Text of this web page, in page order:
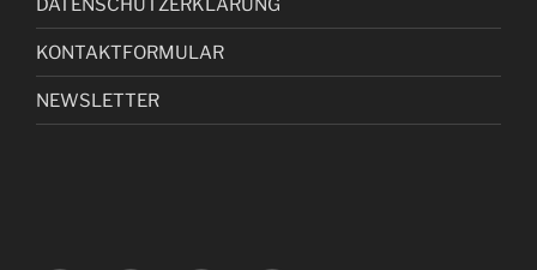
DATENSCHUTZERKLÄRUNG
KONTAKTFORMULAR
NEWSLETTER